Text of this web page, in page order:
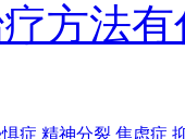
方法
症 精神分裂 焦虑症